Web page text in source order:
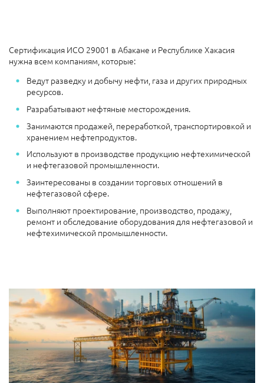
Сертификация ИСО 29001 в Абакане и Республике Хакасия
нужна всем компаниям, которые:
Ведут разведку и добычу нефти, газа и других природных
ресурсов.
Разрабатывают нефтяные месторождения.
Занимаются продажей, переработкой, транспортировкой и
хранением нефтепродуктов.
Используют в производстве продукцию нефтехимической
и нефтегазовой промышленности.
Заинтересованы в создании торговых отношений в
нефтегазовой сфере.
Выполняют проектирование, производство, продажу,
ремонт и обследование оборудования для нефтегазовой и
нефтехимической промышленности.